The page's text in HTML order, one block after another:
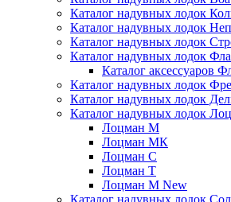
Каталог надувных лодок
Каталог надувных лодок
Каталог надувных лодок
Каталог надувных лодок
Каталог аксессуаров
Каталог надувных лодок
Каталог надувных лодок
Каталог надувных лодок
Лоцман М
Лоцман МК
Лоцман С
Лоцман Т
Лоцман М New
Каталог надувных лодок